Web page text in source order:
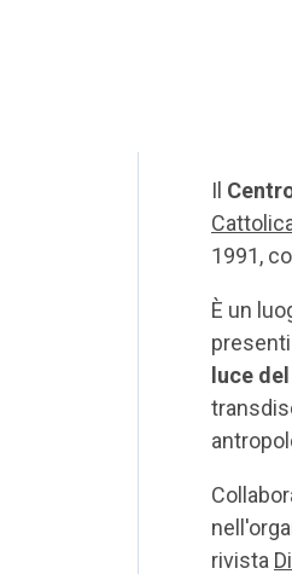
Il
1991,
È un
luce
rivista